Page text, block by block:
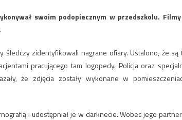
swoim podopiecznym w przedszkolu.
śledczy zidentyfikowali nagrane ofiary. Ustalono, że są
pracującego tam logopedy. Policja oraz
że zdjęcia zostały wykonane w
i udostępniał je w darknecie. Wobec jego